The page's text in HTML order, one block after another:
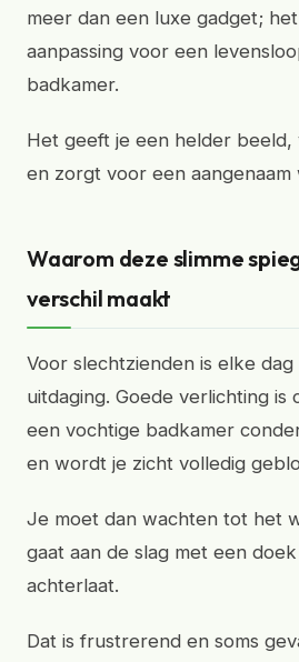
meer dan een luxe gadget;
aanpassing voor een
badkamer.
Het geeft je een helder beeld,
en zorgt voor een aangenaam
Waarom deze slimme
verschil maakt
Voor slechtzienden is elke
uitdaging. Goede verlichting is
een vochtige badkamer
en wordt je zicht volledig
Je moet dan wachten tot het
gaat aan de slag met een
achterlaat.
Dat is frustrerend en soms